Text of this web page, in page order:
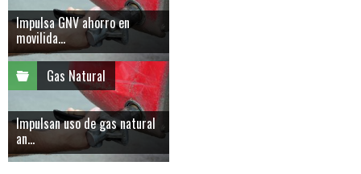
Impulsa GNV ahorro en
movilida...
Gas Natural
Impulsan uso de gas natural
an...